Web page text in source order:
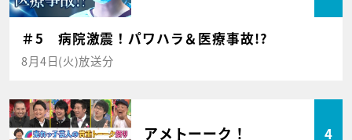
＃5 病院激震！パワハラ＆医療事故!?
8月4日(火)放送分
アメトーーク！ 4